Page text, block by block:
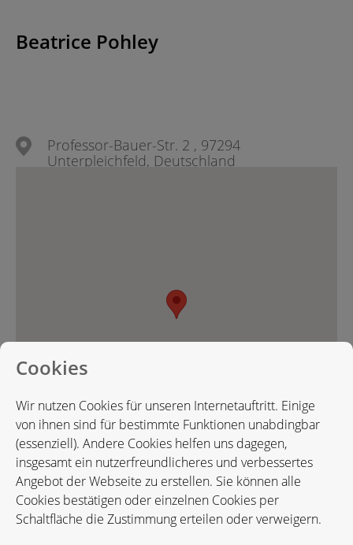
Beatrice Pohley
Professor-Bauer-Str. 2 , 97294
Unterpleichfeld, Deutschland
Karte in Google Maps öffnen
Cookies
Wir nutzen Cookies für unseren Internetauftritt. Einige
von ihnen sind für bestimmte Funktionen unabdingbar
(essenziell). Andere Cookies helfen uns dagegen,
insgesamt ein nutzerfreundlicheres und verbessertes
Angebot der Webseite zu erstellen. Sie können alle
Cookies bestätigen oder einzelnen Cookies per
Schaltfläche die Zustimmung erteilen oder verweigern.